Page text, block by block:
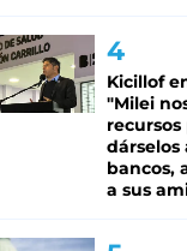
Kicillof
"Milei
recursos
dárselos
bancos,
a sus